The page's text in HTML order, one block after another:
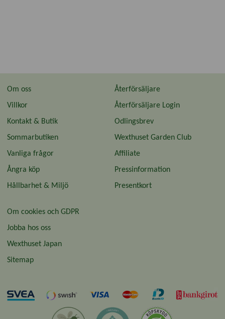
Om oss
Villkor
Kontakt & Butik
Sommarbutiken
Vanliga frågor
Ångra köp
Hållbarhet & Miljö
Återförsäljare
Återförsäljare Login
Odlingsbrev
Wexthuset Garden Club
Affiliate
Pressinformation
Presentkort
Om cookies och GDPR
Jobba hos oss
Wexthuset Japan
Sitemap